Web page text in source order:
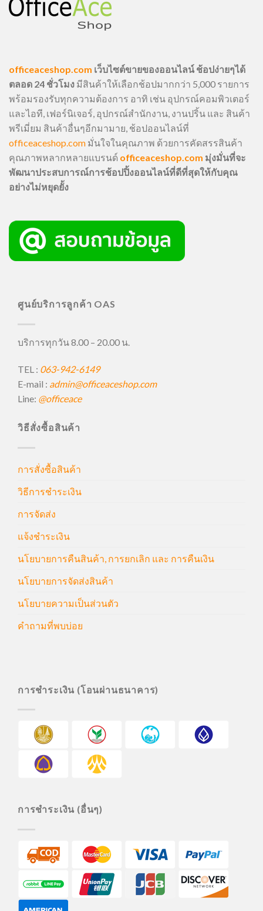
officeaceshop.com เว็บไซต์ขายของออนไลน์ ช้อปง่ายๆได้
ตลอด 24 ชั่วโมง มีสินค้าให้เลือกช้อปมากกว่า 5,000 รายการ
พร้อมรองรับทุกความต้องการ อาทิ เช่น อุปกรณ์คอมพิวเตอร์
และไอที, เฟอร์นิเจอร์, อุปกรณ์สำนักงาน, งานปริ้น และ สินค้า
พรีเมี่ยม สินค้าอื่นๆอีกมามาย, ช้อปออนไลน์ที่
officeaceshop.com มั่นใจในคุณภาพ ด้วยการคัดสรรสินค้า
คุณภาพหลากหลายแบรนด์ officeaceshop.com มุ่งมั่นที่จะ
พัฒนาประสบการณ์การช้อปปิ้งออนไลน์ที่ดีที่สุดให้กับคุณ
อย่างไม่หยุดยั้ง
ศูนย์บริการลูกค้า OAS
บริการทุกวัน 8.00 – 20.00 น.
TEL : 063-942-6149
E-mail : admin@officeaceshop.com
Line: @officeace
วิธีสั่งซื้อสินค้า
การสั่งซื้อสินค้า
วิธีการชำระเงิน
การจัดส่ง
แจ้งชำระเงิน
นโยบายการคืนสินค้า, การยกเลิก และ การคืนเงิน
นโยบายการจัดส่งสินค้า
นโยบายความเป็นส่วนตัว
คำถามที่พบบ่อย
การชำระเงิน (โอนผ่านธนาคาร)
การชำระเงิน (อื่นๆ)